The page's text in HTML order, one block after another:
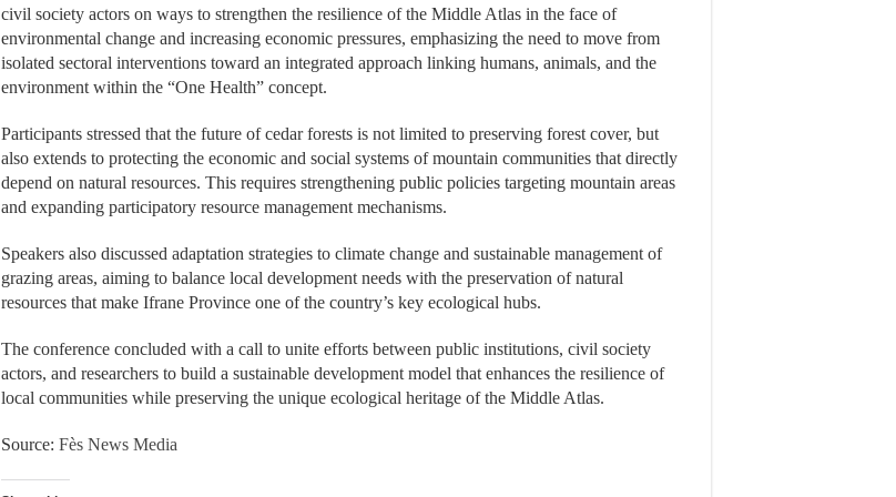
civil society actors on ways to strengthen the resilience of the Middle Atlas in the face of
environmental change and increasing economic pressures, emphasizing the need to move from
isolated sectoral interventions toward an integrated approach linking humans, animals, and the
environment within the “One Health” concept.
Participants stressed that the future of cedar forests is not limited to preserving forest cover, but
also extends to protecting the economic and social systems of mountain communities that directly
depend on natural resources. This requires strengthening public policies targeting mountain areas
and expanding participatory resource management mechanisms.
Speakers also discussed adaptation strategies to climate change and sustainable management of
grazing areas, aiming to balance local development needs with the preservation of natural
resources that make Ifrane Province one of the country’s key ecological hubs.
The conference concluded with a call to unite efforts between public institutions, civil society
actors, and researchers to build a sustainable development model that enhances the resilience of
local communities while preserving the unique ecological heritage of the Middle Atlas.
Source: Fès News Media